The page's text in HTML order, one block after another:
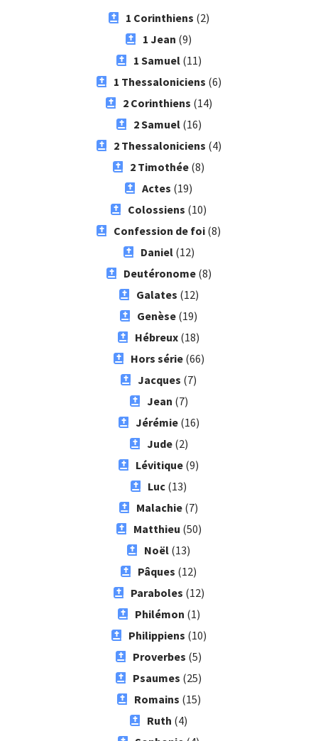
1 Corinthiens (2)
1 Jean (9)
1 Samuel(11)
1 Thessaloniciens (6)
2 Corinthiens (14)
2 Samuel(16)
2 Thessaloniciens (4)
2 Timothée (8)
Actes (19)
Colossiens (10)
Confession de foi (8)
Daniel(12)
Deutéronome(8)
Galates (12)
Genèse (19)
Hébreux (18)
Hors série(66)
Jacques (7)
Jean (7)
Jérémie(16)
Jude(2)
Lévitique (9)
Luc (13)
Malachie (7)
Matthieu (50)
Noël (13)
Pâques (12)
Paraboles (12)
Philémon (1)
Philippiens (10)
Proverbes (5)
Psaumes (25)
Romains (15)
Ruth (4)